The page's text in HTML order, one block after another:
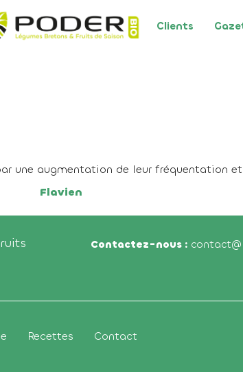
Clients
une augmentation de leur fréquentation et
Flavien
Contactez-nous :
Recettes Contact